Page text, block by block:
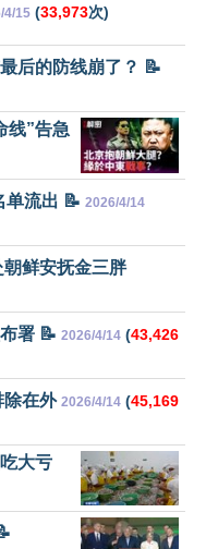
4/15 (33,973次)
后的防线崩了？ 📝
线”告急
单流出 📝 2026/4/14
鲜安抚金三胖
署 📝 2026/4/14 (43,426
除在外 2026/4/14 (45,169
大亏